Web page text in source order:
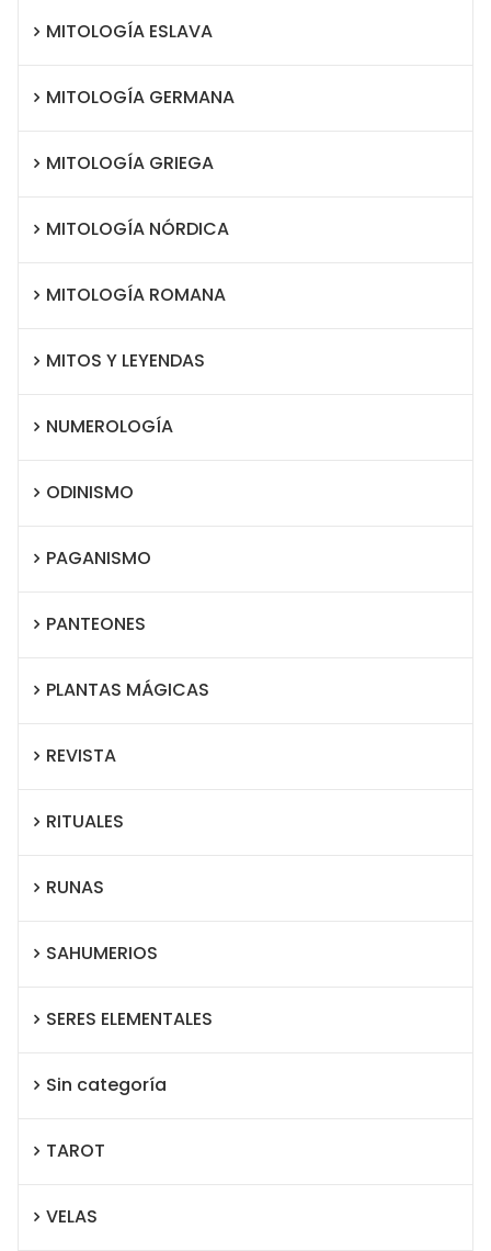
MITOLOGÍA ESLAVA
MITOLOGÍA GERMANA
MITOLOGÍA GRIEGA
MITOLOGÍA NÓRDICA
MITOLOGÍA ROMANA
MITOS Y LEYENDAS
NUMEROLOGÍA
ODINISMO
PAGANISMO
PANTEONES
PLANTAS MÁGICAS
REVISTA
RITUALES
RUNAS
SAHUMERIOS
SERES ELEMENTALES
Sin categoría
TAROT
VELAS